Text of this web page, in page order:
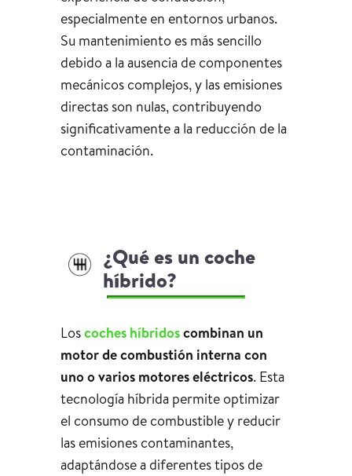
especialmente en entornos urbanos.
Su mantenimiento es más sencillo
debido a la ausencia de componentes
mecánicos complejos, y las emisiones
directas son nulas, contribuyendo
significativamente a la reducción de la
contaminación.
¿Qué es un coche
híbrido?
Loscoches híbridoscombinan un
motor de combustión interna con
uno o varios motores eléctricos. Esta
tecnología híbrida permite optimizar
el consumo de combustible y reducir
las emisiones contaminantes,
adaptándose a diferentes tipos de